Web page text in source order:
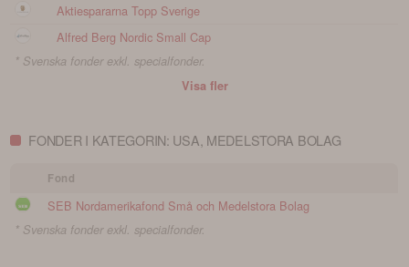
Aktiespararna Topp Sverige
Alfred Berg Nordic Small Cap
* Svenska fonder exkl. specialfonder.
Visa fler
FONDER I KATEGORIN: USA, MEDELSTORA BOLAG
Fond
SEB Nordamerikafond Små och Medelstora Bolag
* Svenska fonder exkl. specialfonder.